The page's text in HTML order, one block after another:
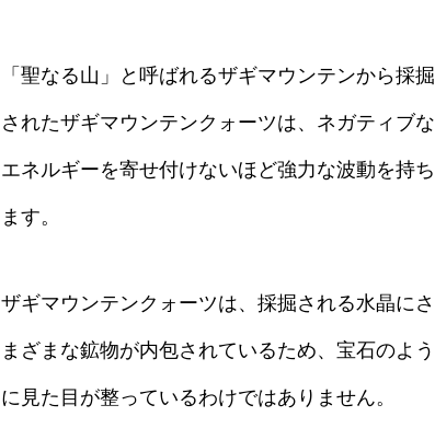
「聖なる山」と呼ばれるザギマウンテンから採掘
されたザギマウンテンクォーツは、ネガティブな
エネルギーを寄せ付けないほど強力な波動を持ち
ます。
ザギマウンテンクォーツは、採掘される水晶にさ
まざまな鉱物が内包されているため、宝石のよう
に見た目が整っているわけではありません。